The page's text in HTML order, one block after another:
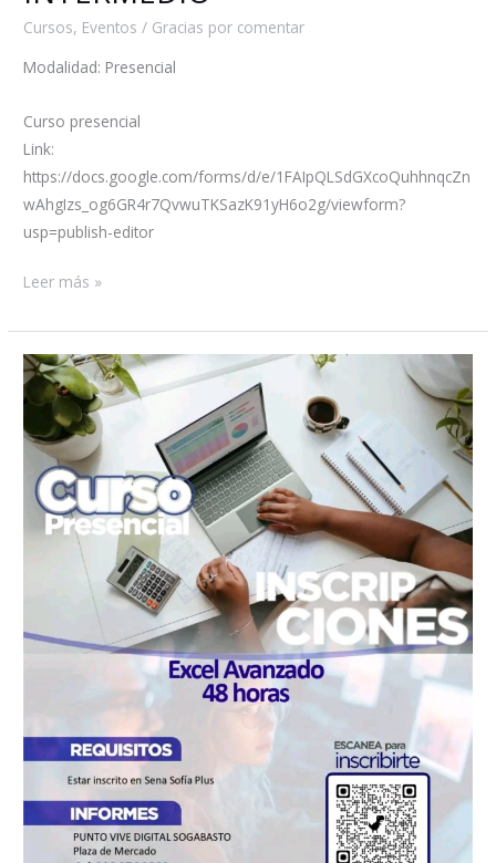
Cursos, Eventos / Gracias por comentar
Modalidad: Presencial
Curso presencial
Link:
https://docs.google.com/forms/d/e/1FAIpQLSdGXcoQuhhnqcZn
wAhgIzs_og6GR4r7QvwuTKSazK91yH6o2g/viewform?
usp=publish-editor
Leer más »
CURSO
PRESENCIAL:
EXCEL
AVANZADO